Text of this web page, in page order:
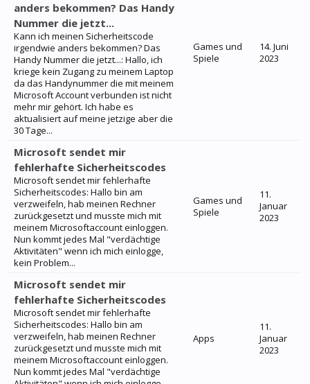
anders bekommen? Das Handy
Nummer die jetzt...
Kann ich meinen Sicherheitscode
irgendwie anders bekommen? Das
Handy Nummer die jetzt...: Hallo, ich
kriege kein Zugang zu meinem Laptop
da das Handynummer die mit meinem
Microsoft Account verbunden ist nicht
mehr mir gehört. Ich habe es
aktualisiert auf meine jetzige aber die
30 Tage...
Games und
Spiele
14. Juni
2023
Microsoft sendet mir
fehlerhafte Sicherheitscodes
Microsoft sendet mir fehlerhafte
Sicherheitscodes: Hallo bin am
verzweifeln, hab meinen Rechner
zurückgesetzt und musste mich mit
meinem Microsoftaccount einloggen.
Nun kommt jedes Mal "verdächtige
Aktivitäten" wenn ich mich einlogge,
kein Problem...
Games und
Spiele
11.
Januar
2023
Microsoft sendet mir
fehlerhafte Sicherheitscodes
Microsoft sendet mir fehlerhafte
Sicherheitscodes: Hallo bin am
verzweifeln, hab meinen Rechner
zurückgesetzt und musste mich mit
meinem Microsoftaccount einloggen.
Nun kommt jedes Mal "verdächtige
Apps
11.
Januar
2023